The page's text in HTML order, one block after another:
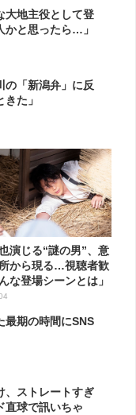
大地主役として登
かと思ったら…」
の「新潟弁」に反
た」
演じる“謎の男”、意
から現る…視聴者歓
な登場シーンとは」
最期の時間にSNS
、ストレートすぎ
直球で訊いちゃ